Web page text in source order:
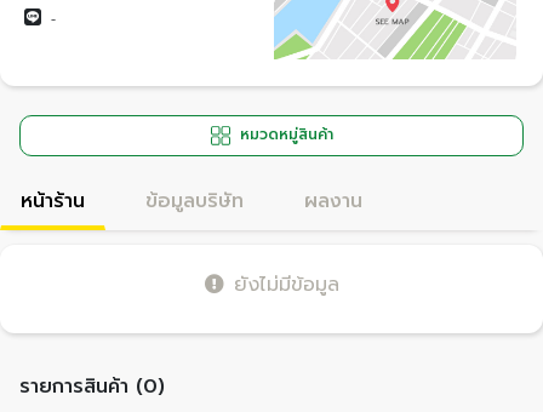
-
หมวดหมู่สินค้า
หน้าร้าน ข้อมูลบริษัท ผลงาน
ยังไม่มีข้อมูล
รายการสินค้า (0)